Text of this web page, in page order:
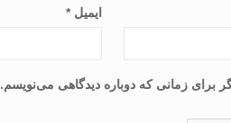
ایمیل*
برای زمانی که دوباره دیدگاهی می‌نویسم.